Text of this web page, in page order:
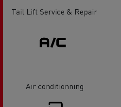
Tail Lift Service & Repair
Air conditionning